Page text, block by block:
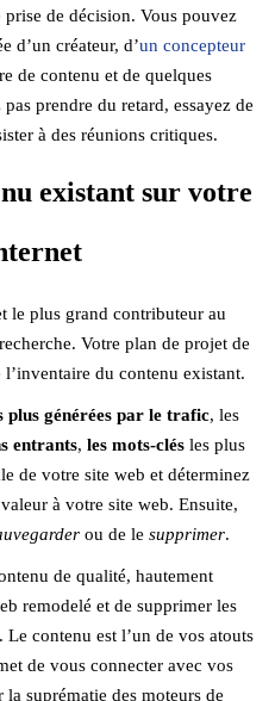
de décision. Vous pouvez
d’un créateur, d’un concepteur
de contenu et de quelques
prendre du retard, essayez de
à des réunions critiques.
existant sur votre
le plus grand contributeur au
Votre plan de projet de
du contenu existant.
plus générées par le trafic, les
entrants, les mots-clés les plus
de votre site web et déterminez
à votre site web. Ensuite,
ou de le supprimer.
de qualité, hautement
remodelé et de supprimer les
contenu est l’un de vos atouts
de vous connecter avec vos
suprématie des moteurs de